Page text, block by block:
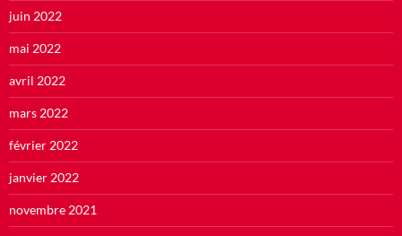
juin 2022
mai 2022
avril 2022
mars 2022
février 2022
janvier 2022
novembre 2021